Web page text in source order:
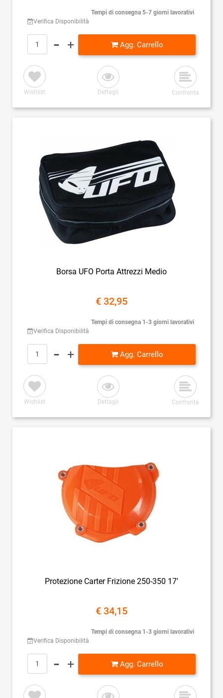
Verifica Disponibilità
Tempi di consegna 5-7 giorni lavorativi
Quantità
Agg. Carrello
Wishlist Dettagli Confronta
Borsa UFO Porta Attrezzi Medio
€ 32,95
Verifica Disponibilità
Tempi di consegna 1-3 giorni lavorativi
Quantità
Agg. Carrello
Wishlist Dettagli Confronta
Protezione Carter Frizione 250-350 17'
€ 34,15
Verifica Disponibilità
Tempi di consegna 1-3 giorni lavorativi
Quantità
Agg. Carrello